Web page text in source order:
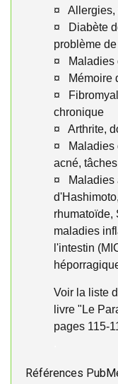
¤ Allergies,
¤
Diabète
problème
¤
Maladies
¤
Mémoire
¤
chronique
¤ Arthrite,
¤
Maladies
acné,
¤
Maladies
rhumatoïde,
maladies
l'intestin
Voir la liste
livre "Le
pages 115-
Références